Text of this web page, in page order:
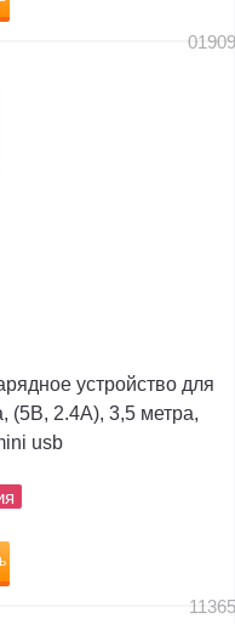
устройство для
(5В, 2.4А), 3,5 метра,
usb